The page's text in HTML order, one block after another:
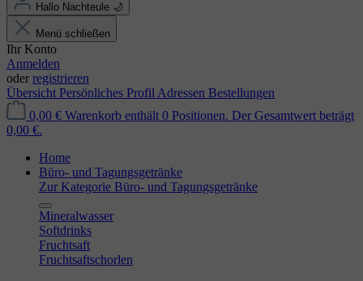
Hallo Nachteule 🌙
Menü schließen
Ihr Konto
Anmelden
oder registrieren
Übersicht Persönliches Profil Adressen Bestellungen
0,00 € Warenkorb enthält 0 Positionen. Der Gesamtwert beträgt
0,00 €.
Home
Büro- und Tagungsgetränke
Zur Kategorie Büro- und Tagungsgetränke
Mineralwasser
Softdrinks
Fruchtsaft
Fruchtsaftschorlen